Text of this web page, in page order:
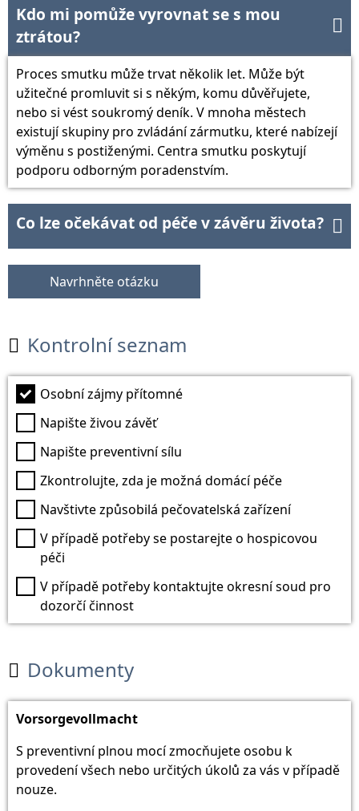
Kdo mi pomůže vyrovnat se s mou
ztrátou?

Proces smutku může trvat několik let. Může být
užitečné promluvit si s někým, komu důvěřujete,
nebo si vést soukromý deník. V mnoha městech
existují skupiny pro zvládání zármutku, které nabízejí
výměnu s postiženými. Centra smutku poskytují
podporu odborným poradenstvím.
Co lze očekávat od péče v závěru života? 
Navrhněte otázku
 Kontrolní seznam
Osobní zájmy přítomné
Napište živou závěť
Napište preventivní sílu
Zkontrolujte, zda je možná domácí péče
Navštivte způsobilá pečovatelská zařízení
V případě potřeby se postarejte o hospicovou
péči
V případě potřeby kontaktujte okresní soud pro
dozorčí činnost
 Dokumenty
Vorsorgevollmacht
S preventivní plnou mocí zmocňujete osobu k
provedení všech nebo určitých úkolů za vás v případě
nouze.